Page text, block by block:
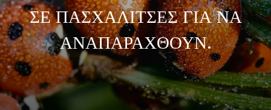
ΣΕ ΠΑΣΧΑΛΙΤΣΕΣ ΓΙΑ ΝΑ
ΑΝΑΠΑΡΑΧΘΟΥΝ.